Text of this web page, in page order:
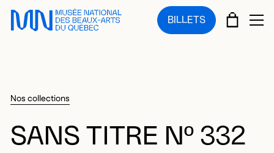
Sauter au menu principal
Sauter au contenu principal
Sauter au pied de page
BILLETS PANIER
Nos collections
SANS TITRE Nº 332